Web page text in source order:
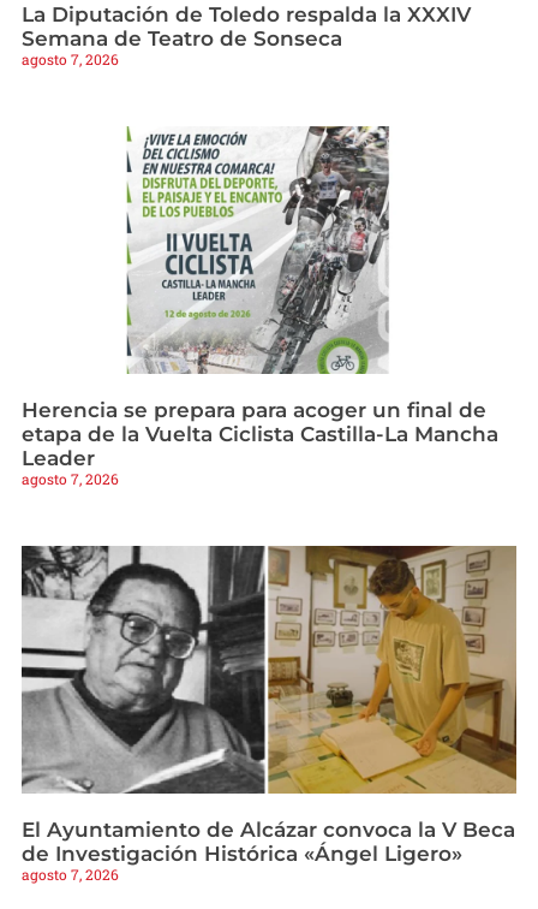
La Diputación de Toledo respalda la XXXIV
Semana de Teatro de Sonseca
agosto 7, 2026
Herencia se prepara para acoger un final de
etapa de la Vuelta Ciclista Castilla-La Mancha
Leader
agosto 7, 2026
El Ayuntamiento de Alcázar convoca la V Beca
de Investigación Histórica «Ángel Ligero»
agosto 7, 2026